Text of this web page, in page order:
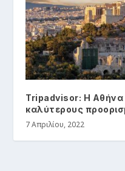
Tripadvisor: H
καλύτερους
7 Απριλίου, 2022